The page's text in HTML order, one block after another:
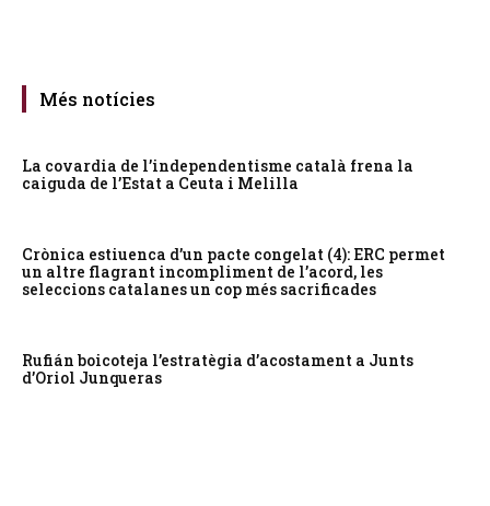
Més notícies
La covardia de l’independentisme català frena la
caiguda de l’Estat a Ceuta i Melilla
Crònica estiuenca d’un pacte congelat (4): ERC permet
un altre flagrant incompliment de l’acord, les
seleccions catalanes un cop més sacrificades
Rufián boicoteja l’estratègia d’acostament a Junts
d’Oriol Junqueras